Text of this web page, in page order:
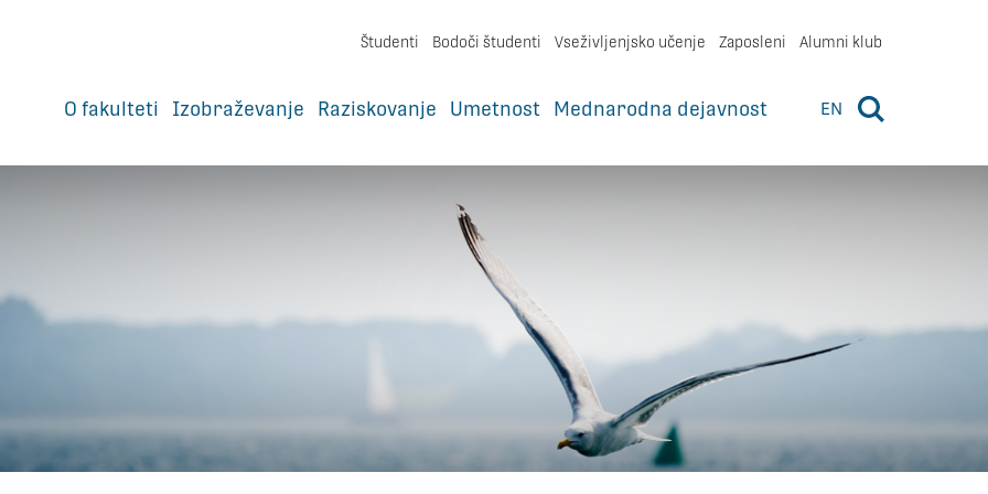
Študenti Bodoči študenti Vseživljenjsko učenje Zaposleni Alumni klub
O fakulteti Izobraževanje Raziskovanje Umetnost Mednarodna dejavnost EN